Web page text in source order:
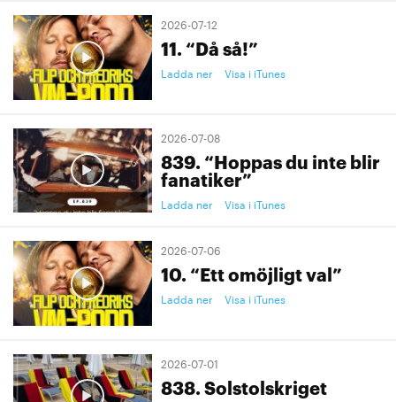
2026-07-12
11. “Då så!”
Ladda ner Visa i iTunes
2026-07-08
839. “Hoppas du inte blir
fanatiker”
Ladda ner Visa i iTunes
2026-07-06
10. “Ett omöjligt val”
Ladda ner Visa i iTunes
2026-07-01
838. Solstolskriget